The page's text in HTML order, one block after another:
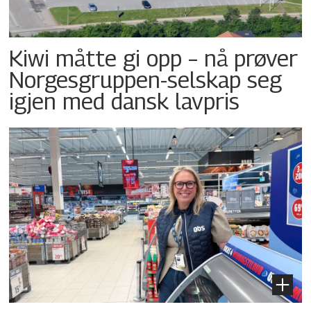
Kiwi måtte gi opp – nå prøver
Norgesgruppen-selskap seg
igjen med dansk lavpris